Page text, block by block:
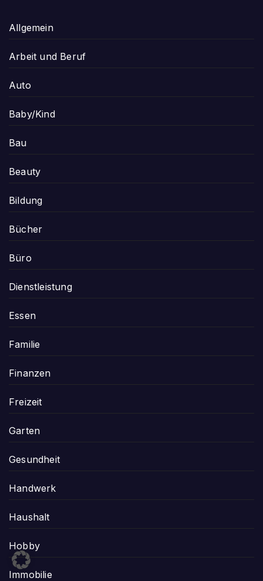
Allgemein
Arbeit und Beruf
Auto
Baby/Kind
Bau
Beauty
Bildung
Bücher
Büro
Dienstleistung
Essen
Familie
Finanzen
Freizeit
Garten
Gesundheit
Handwerk
Haushalt
Hobby
Immobilie